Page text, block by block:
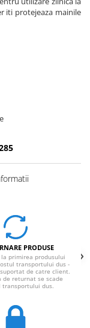
iti protejeaza mainile
PRODUSE
primirea produsului
transportului dus -
de catre client.
de returnat se scade
transportului dus.